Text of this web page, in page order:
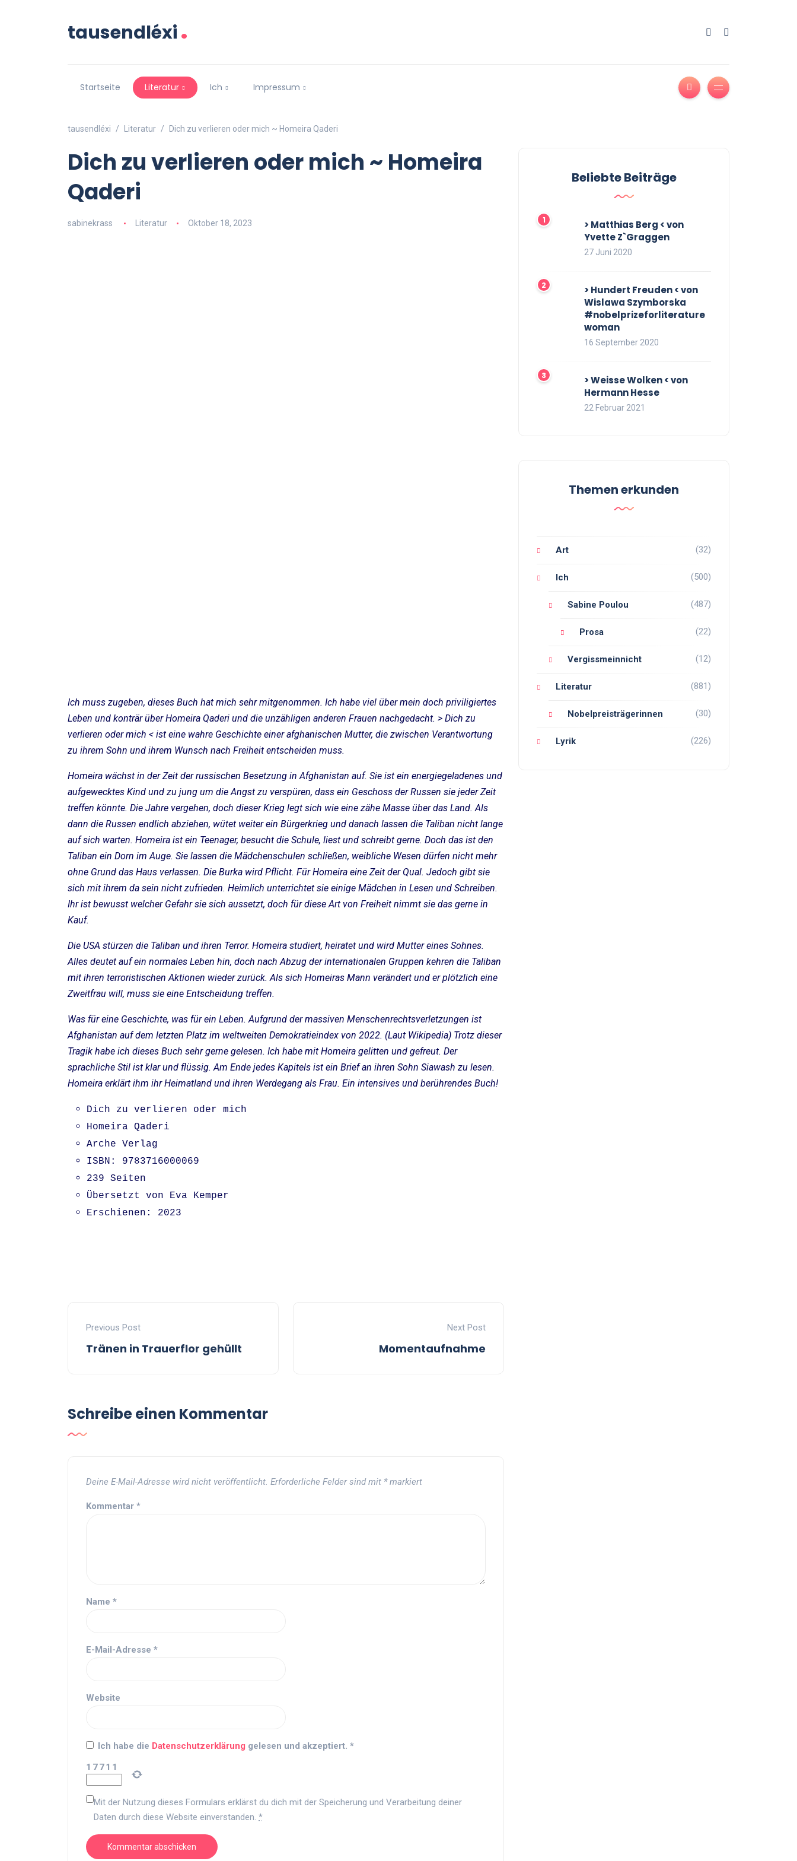
tausendléxi.
Startseite Literatur Ich Impressum
tausendléxi Literatur Dich zu verlieren oder mich ~ Homeira Qaderi
Dich zu verlieren oder mich ~ Homeira
Qaderi
sabinekrass Literatur Oktober 18, 2023
Ich muss zugeben, dieses Buch hat mich sehr mitgenommen. Ich habe viel über mein doch priviligiertes
Leben und konträr über Homeira Qaderi und die unzähligen anderen Frauen nachgedacht. > Dich zu
verlieren oder mich < ist eine wahre Geschichte einer afghanischen Mutter, die zwischen Verantwortung
zu ihrem Sohn und ihrem Wunsch nach Freiheit entscheiden muss.
Homeira wächst in der Zeit der russischen Besetzung in Afghanistan auf. Sie ist ein energiegeladenes und
aufgewecktes Kind und zu jung um die Angst zu verspüren, dass ein Geschoss der Russen sie jeder Zeit
treffen könnte. Die Jahre vergehen, doch dieser Krieg legt sich wie eine zähe Masse über das Land. Als
dann die Russen endlich abziehen, wütet weiter ein Bürgerkrieg und danach lassen die Taliban nicht lange
auf sich warten. Homeira ist ein Teenager, besucht die Schule, liest und schreibt gerne. Doch das ist den
Taliban ein Dorn im Auge. Sie lassen die Mädchenschulen schließen, weibliche Wesen dürfen nicht mehr
ohne Grund das Haus verlassen. Die Burka wird Pflicht. Für Homeira eine Zeit der Qual. Jedoch gibt sie
sich mit ihrem da sein nicht zufrieden. Heimlich unterrichtet sie einige Mädchen in Lesen und Schreiben.
Ihr ist bewusst welcher Gefahr sie sich aussetzt, doch für diese Art von Freiheit nimmt sie das gerne in
Kauf.
Die USA stürzen die Taliban und ihren Terror. Homeira studiert, heiratet und wird Mutter eines Sohnes.
Alles deutet auf ein normales Leben hin, doch nach Abzug der internationalen Gruppen kehren die Taliban
mit ihren terroristischen Aktionen wieder zurück. Als sich Homeiras Mann verändert und er plötzlich eine
Zweitfrau will, muss sie eine Entscheidung treffen.
Was für eine Geschichte, was für ein Leben. Aufgrund der massiven Menschenrechtsverletzungen ist
Afghanistan auf dem letzten Platz im weltweiten Demokratieindex von 2022. (Laut Wikipedia) Trotz dieser
Tragik habe ich dieses Buch sehr gerne gelesen. Ich habe mit Homeira gelitten und gefreut. Der
sprachliche Stil ist klar und flüssig. Am Ende jedes Kapitels ist ein Brief an ihren Sohn Siawash zu lesen.
Homeira erklärt ihm ihr Heimatland und ihren Werdegang als Frau. Ein intensives und berührendes Buch!
Dich zu verlieren oder mich
Homeira Qaderi
Arche Verlag
ISBN: 9783716000069
239 Seiten
Übersetzt von Eva Kemper
Erschienen: 2023
Previous Post
Tränen in Trauerflor gehüllt
Next Post
Momentaufnahme
Schreibe einen Kommentar
Deine E-Mail-Adresse wird nicht veröffentlicht. Erforderliche Felder sind mit *markiert
Kommentar *
Name *
E-Mail-Adresse *
Website
Ich habe die Datenschutzerklärung gelesen und akzeptiert. *
1 771 1
Mit der Nutzung dieses Formulars erklärst du dich mit der Speicherung und Verarbeitung deiner
Daten durch diese Website einverstanden. *
Beliebte Beiträge
> Matthias Berg < von
Yvette Z`Graggen
27 Juni 2020
> Hundert Freuden < von
Wislawa Szymborska
#nobelprizeforliterature
woman
16 September 2020
> Weisse Wolken < von
Hermann Hesse
22 Februar 2021
Themen erkunden
Art (32)
Ich (500)
Sabine Poulou (487)
Prosa (22)
Vergissmeinnicht (12)
Literatur (881)
Nobelpreisträgerinnen (30)
Lyrik (226)